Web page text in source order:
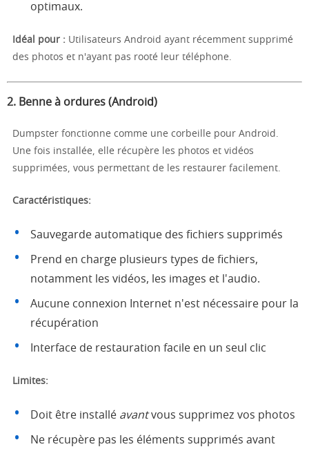
optimaux.
Idéal pour : Utilisateurs Android ayant récemment supprimé
des photos et n'ayant pas rooté leur téléphone.
2. Benne à ordures (Android)
Dumpster fonctionne comme une corbeille pour Android.
Une fois installée, elle récupère les photos et vidéos
supprimées, vous permettant de les restaurer facilement.
Caractéristiques:
Sauvegarde automatique des fichiers supprimés
Prend en charge plusieurs types de fichiers,
notamment les vidéos, les images et l'audio.
Aucune connexion Internet n'est nécessaire pour la
récupération
Interface de restauration facile en un seul clic
Limites:
Doit être installé avantvous supprimez vos photos
Ne récupère pas les éléments supprimés avant